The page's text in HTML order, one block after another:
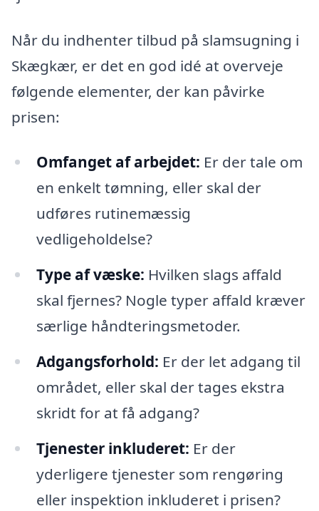
Når du indhenter tilbud på slamsugning i
Skægkær, er det en god idé at overveje
følgende elementer, der kan påvirke
prisen:
Omfanget af arbejdet: Er der tale om
en enkelt tømning, eller skal der
udføres rutinemæssig
vedligeholdelse?
Type af væske: Hvilken slags affald
skal fjernes? Nogle typer affald kræver
særlige håndteringsmetoder.
Adgangsforhold: Er der let adgang til
området, eller skal der tages ekstra
skridt for at få adgang?
Tjenester inkluderet: Er der
yderligere tjenester som rengøring
eller inspektion inkluderet i prisen?